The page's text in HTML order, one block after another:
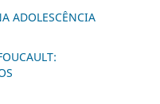
ADOLESCÊNCIA